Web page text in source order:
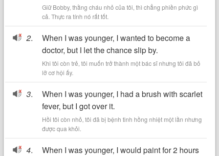
Giữ Bobby, thằng cháu nhỏ của tôi, thì chẳng phiền phức gì
cả. Thực ra tính nó rất tốt.
2.
When I was younger, I wanted to become a
doctor, but I let the chance slip by.
Khi tôi còn trẻ, tôi muốn trở thành một bác sĩ nhưng tôi đã bỏ
lỡ cơ hội ấy.
3.
When I was younger, I had a brush with scarlet
fever, but I got over it.
Hồi tôi còn nhỏ, tôi đã bị bệnh tinh hồng nhiệt một lần nhưng
được qua khỏi.
4.
When I was younger, I would paint for 2 hours